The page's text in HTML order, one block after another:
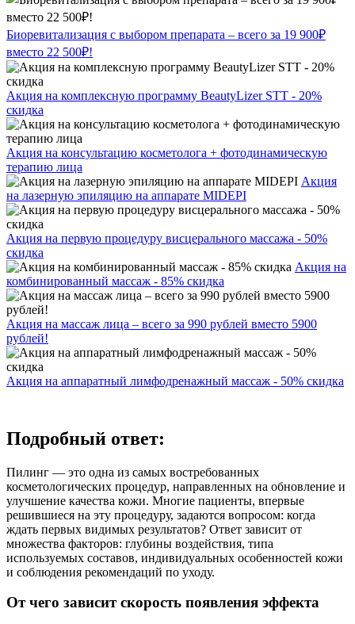
Биоревитализация с выбором препарата – всего за 19 900₽
вместо 22 500₽!
Акция на комплексную программу BeautyLizer STT - 20%
скидка
Акция на консультацию косметолога + фотодинамическую
терапию лица
Акция
на лазерную эпиляцию на аппарате MIDEPI
Акция на первую процедуру висцерального массажа - 50%
скидка
Акция на
комбинированный массаж - 85% скидка
Акция на массаж лица – всего за 990 рублей вместо 5900
рублей!
Акция на аппаратный лимфодренажный массаж - 50% скидка
Подробный ответ:
Пилинг — это одна из самых востребованных
косметологических процедур, направленных на обновление и
улучшение качества кожи. Многие пациенты, впервые
решившиеся на эту процедуру, задаются вопросом: когда
ждать первых видимых результатов? Ответ зависит от
множества факторов: глубины воздействия, типа
используемых составов, индивидуальных особенностей кожи
и соблюдения рекомендаций по уходу.
От чего зависит скорость появления эффекта